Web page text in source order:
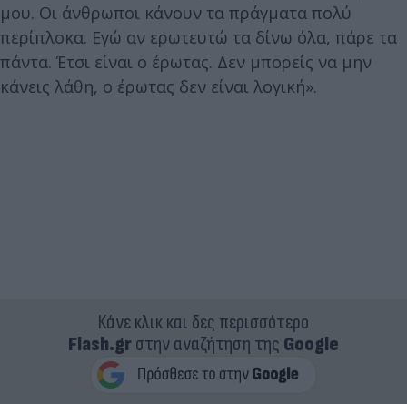
μου. Οι άνθρωποι κάνουν τα πράγματα πολύ
περίπλοκα. Εγώ αν ερωτευτώ τα δίνω όλα, πάρε τα
πάντα. Έτσι είναι ο έρωτας. Δεν μπορείς να μην
κάνεις λάθη, ο έρωτας δεν είναι λογική».
Κάνε κλικ και δες περισσότερο
Flash.grστην αναζήτηση της Google